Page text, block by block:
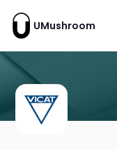
UMushroom